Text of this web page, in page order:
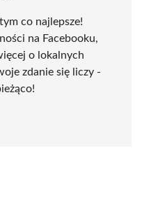
co najlepsze!
na Facebooku,
o lokalnych
zdanie się liczy -